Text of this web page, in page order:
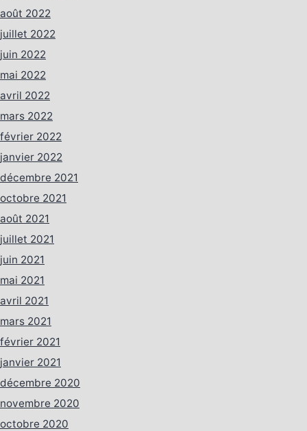
août 2022
juillet 2022
juin 2022
mai 2022
avril 2022
mars 2022
février 2022
janvier 2022
décembre 2021
octobre 2021
août 2021
juillet 2021
juin 2021
mai 2021
avril 2021
mars 2021
février 2021
janvier 2021
décembre 2020
novembre 2020
octobre 2020